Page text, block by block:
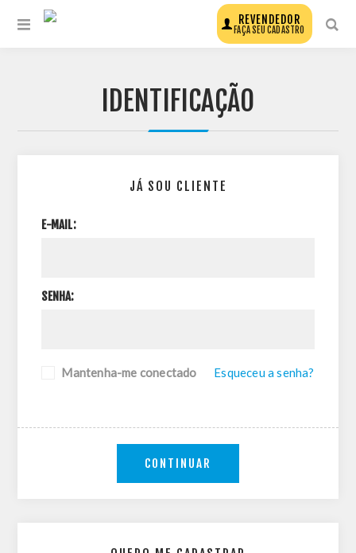
REVENDEDOR
FAÇA SEU CADASTRO
IDENTIFICAÇÃO
JÁ SOU CLIENTE
E-MAIL:
SENHA:
Mantenha-me conectado Esqueceu a senha?
CONTINUAR